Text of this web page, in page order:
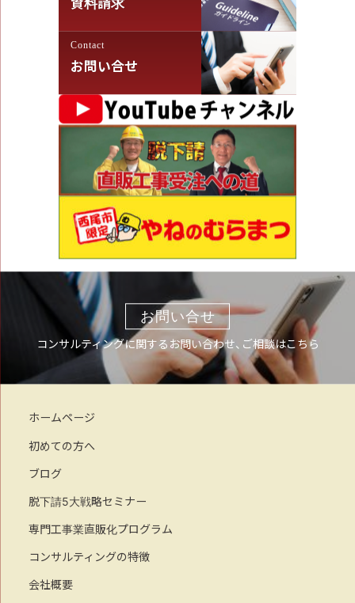
Contact
お問い合せ
お問い合せ
コンサルティングに関するお問い合わせ、ご相談はこちら
ホームページ
初めての方へ
ブログ
脱下請5大戦略セミナー
専門工事業直販化プログラム
コンサルティングの特徴
会社概要